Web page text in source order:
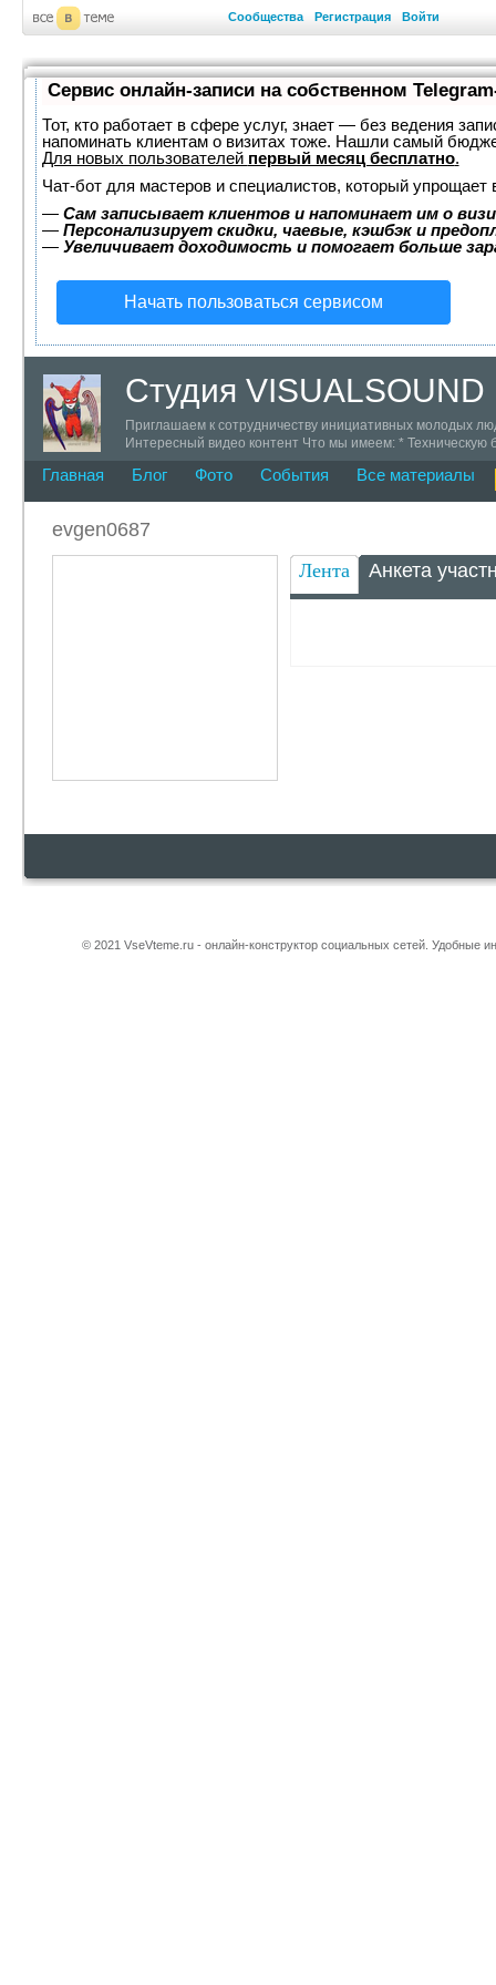
Сообщества Регистрация Войти
Сервис онлайн-записи на собственном
Тот, кто работает в сфере услуг, знает — без ведения
напоминать клиентам о визитах тоже. Нашли самый
Для новых пользователей первый месяц бесплатно.
Чат-бот для мастеров и специалистов, который упрощает
— Сам записывает клиентов и напоминает им о
— Персонализирует скидки, чаевые, кэшбэк и
— Увеличивает доходимость и помогает больше
Начать пользоваться сервисом
Студия VISUALSOUND
Приглашаем к сотрудничеству инициативных молодых
Интересный видео контент Что мы имеем: *
Главная Блог Фото События Все материалы
evgen0687
Лента
Анкета
© 2021 VseVteme.ru - онлайн-конструктор социальных сетей. Удобные